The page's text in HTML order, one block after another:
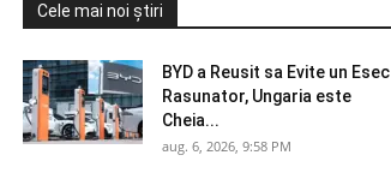
Cele mai noi știri
BYD a Reusit sa Evite un Esec
Rasunator, Ungaria este
Cheia...
aug. 6, 2026, 9:58 PM